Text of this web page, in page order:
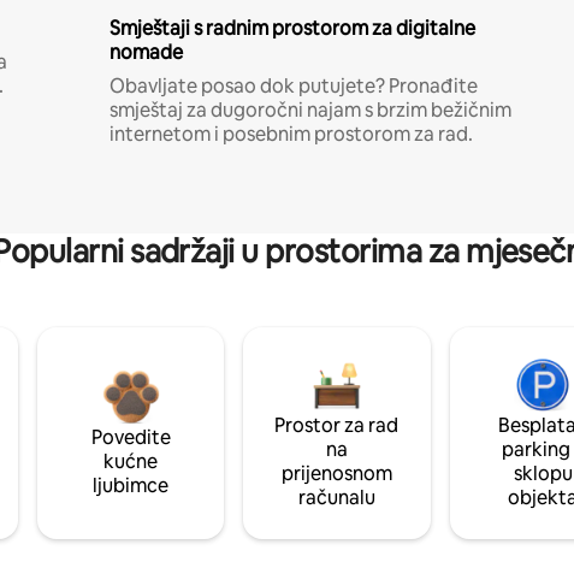
Smještaji s radnim prostorom za digitalne
nomade
Obavljate posao dok putujete? Pronađite
smještaj za dugoročni najam s brzim bežičnim
internetom i posebnim prostorom za rad.
sadržaji u prostorima za
Povedite
kućne
ljubimce
Prostor za rad
na
prijenosnom
računalu
parking
sklopu